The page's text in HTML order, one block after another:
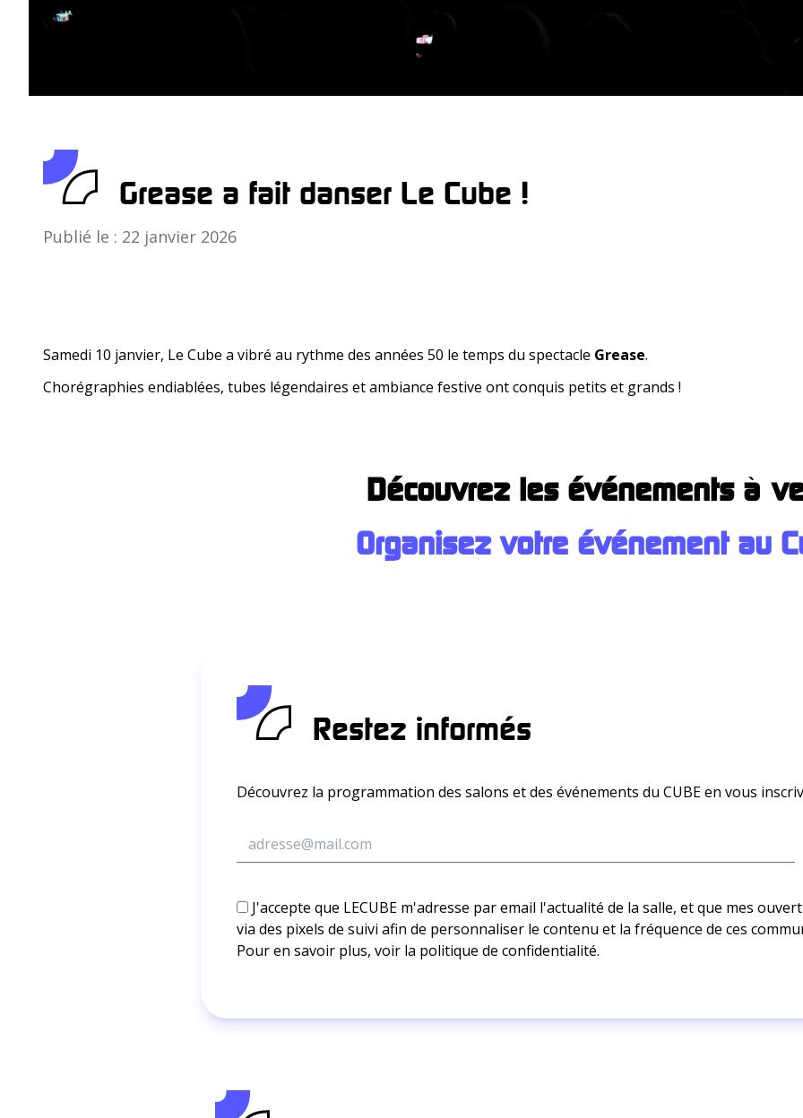
Grease a fait danser Le Cube !
Publié le : 22 janvier 2026
Samedi 10 janvier, Le Cube a vibré au rythme des années 50 le temps du spectacle Grease.
Chorégraphies endiablées, tubes légendaires et ambiance festive ont conquis petits et grands !
Découvrez les événements à
Organisez votre événement au
Restez informés
Découvrez la programmation des salons et des événements du CUBE en vous
J'accepte que LECUBE m'adresse par email l'actualité de la salle, et que mes
via des pixels de suivi afin de personnaliser le contenu et la fréquence de ces
Pour en savoir plus, voir la politique de confidentialité.